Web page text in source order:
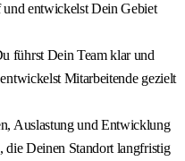
und entwickelst Dein Gebiet
führst Dein Team klar und
Mitarbeitende gezielt
Auslastung und Entwicklung
Deinen Standort langfristig